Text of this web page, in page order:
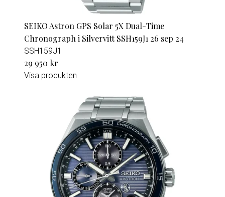
SEIKO Astron GPS Solar 5X Dual-Time
Chronograph i Silvervitt SSH159J1 26 sep 24
SSH159J1
29 950 kr
Visa produkten